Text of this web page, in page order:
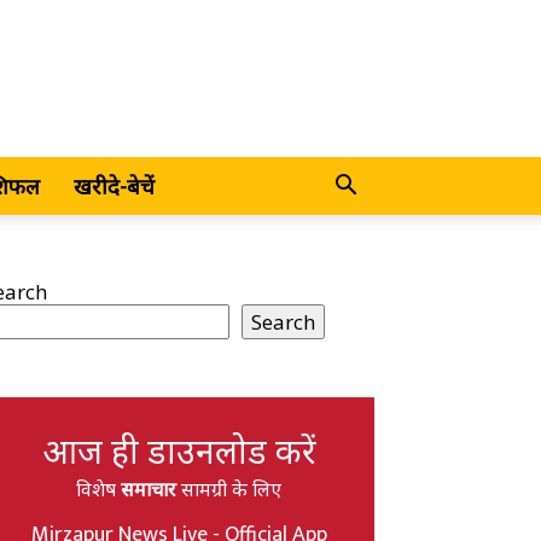
खरीदे-बेचें
Search
आज ही डाउनलोड करें
विशेषसमाचारसामग्री के लिए